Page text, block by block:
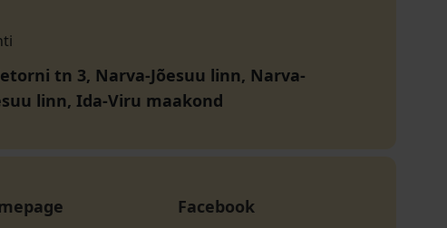
tn 3, Narva-Jõesuu linn, Narva-
linn, Ida-Viru maakond
Facebook